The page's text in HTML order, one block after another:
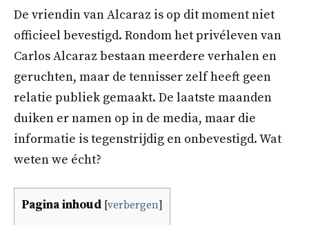
De vriendin van Alcaraz is op dit moment niet
officieel bevestigd. Rondom het privéleven van
Carlos Alcaraz bestaan meerdere verhalen en
geruchten, maar de tennisser zelf heeft geen
relatie publiek gemaakt. De laatste maanden
duiken er namen op in de media, maar die
informatie is tegenstrijdig en onbevestigd. Wat
weten we écht?
Pagina inhoud verbergen